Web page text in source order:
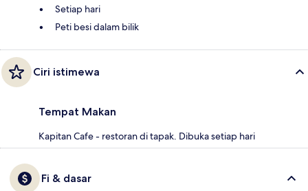
Setiap hari
Peti besi dalam bilik
Ciri istimewa
Tempat Makan
Kapitan Cafe - restoran di tapak. Dibuka setiap hari
Fi & dasar